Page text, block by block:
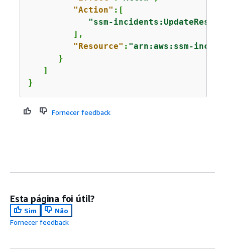
"Action" :[
"ssm-
         ],
"Resource" : "arn:aws:ssm-
      }
   ]
}
Fornecer feedback
Esta página foi útil?
Sim
Não
Fornecer feedback